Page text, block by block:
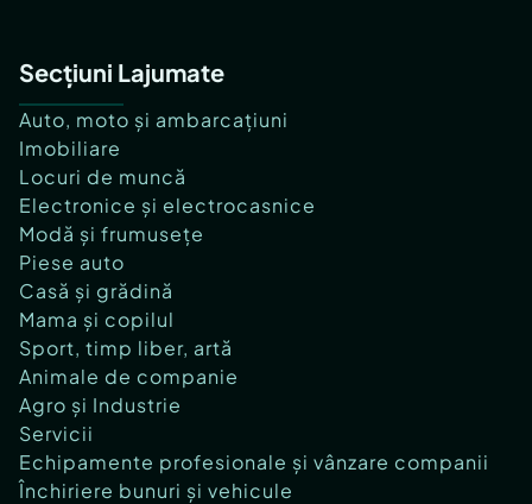
Secțiuni Lajumate
Auto, moto și ambarcațiuni
Imobiliare
Locuri de muncă
Electronice și electrocasnice
Modă și frumusețe
Piese auto
Casă și grădină
Mama și copilul
Sport, timp liber, artă
Animale de companie
Agro și Industrie
Servicii
Echipamente profesionale și vânzare companii
Închiriere bunuri și vehicule